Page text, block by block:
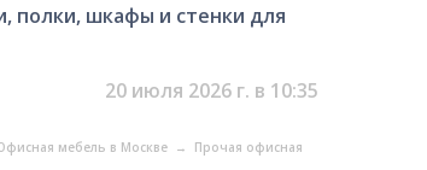
полки, шкафы и стенки для
20 июля 2026 г. в 10:35
мебель в Москве → Прочая офисная